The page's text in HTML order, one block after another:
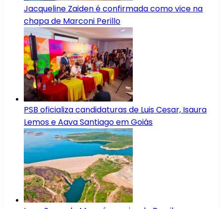
Jacqueline Zaiden é confirmada como vice na
chapa de Marconi Perillo
PSB oficializa candidaturas de Luis Cesar, Isaura
Lemos e Aava Santiago em Goiás